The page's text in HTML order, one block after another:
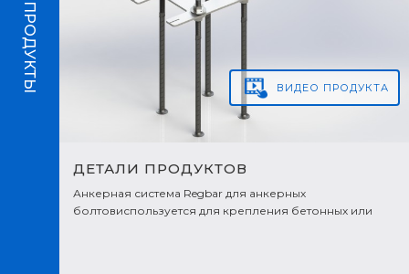
ПРОДУКТЫ
ДЕТАЛИ ПРОДУКТОВ
Анкерная система Regbar для анкерных
болтовиспользуется для крепления бетонных или
ВИДЕО ПРОДУКТА